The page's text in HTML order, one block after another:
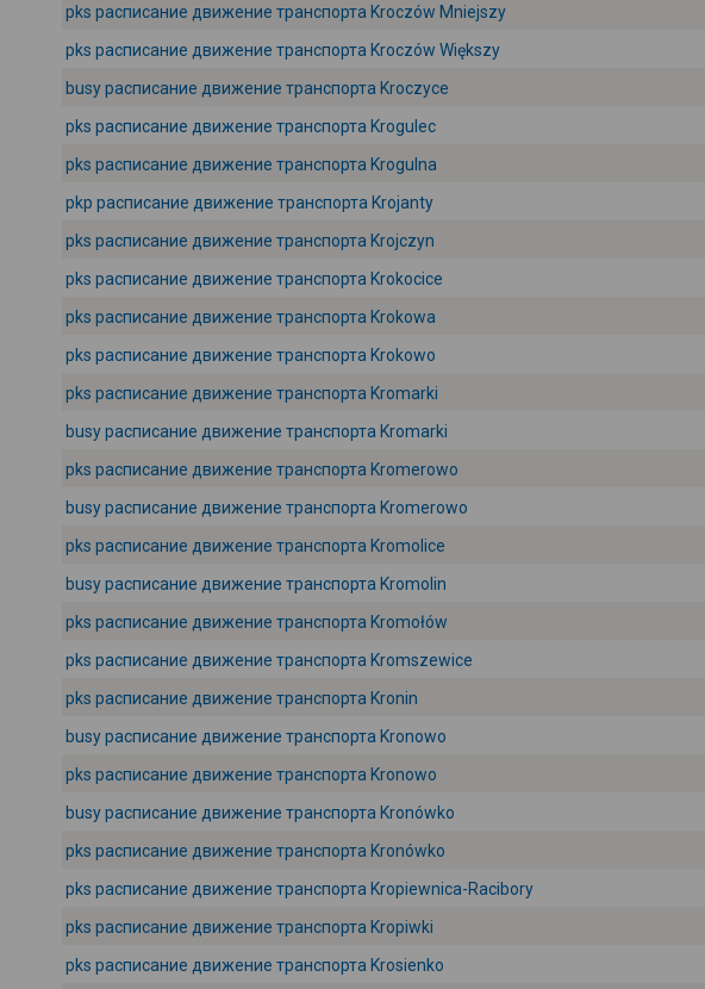
pks расписание движение транспорта Kroczów Mniejszy
pks расписание движение транспорта Kroczów Większy
busy расписание движение транспорта Kroczyce
pks расписание движение транспорта Krogulec
pks расписание движение транспорта Krogulna
pkp расписание движение транспорта Krojanty
pks расписание движение транспорта Krojczyn
pks расписание движение транспорта Krokocice
pks расписание движение транспорта Krokowa
pks расписание движение транспорта Krokowo
pks расписание движение транспорта Kromarki
busy расписание движение транспорта Kromarki
pks расписание движение транспорта Kromerowo
busy расписание движение транспорта Kromerowo
pks расписание движение транспорта Kromolice
busy расписание движение транспорта Kromolin
pks расписание движение транспорта Kromołów
pks расписание движение транспорта Kromszewice
pks расписание движение транспорта Kronin
busy расписание движение транспорта Kronowo
pks расписание движение транспорта Kronowo
busy расписание движение транспорта Kronówko
pks расписание движение транспорта Kronówko
pks расписание движение транспорта Kropiewnica-Racibory
pks расписание движение транспорта Kropiwki
pks расписание движение транспорта Krosienko